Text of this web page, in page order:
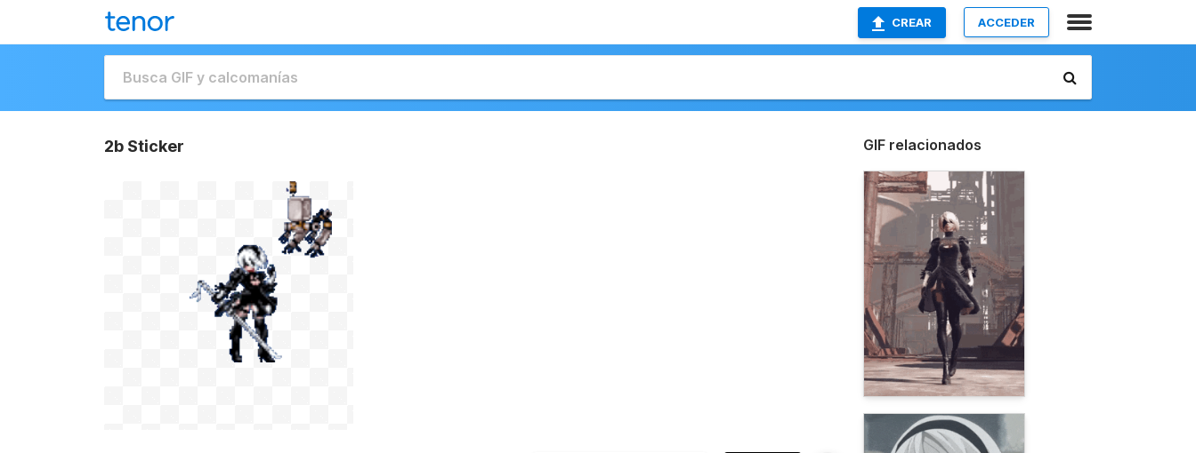
CREAR ACCEDER
2b Sticker GIF relacionados